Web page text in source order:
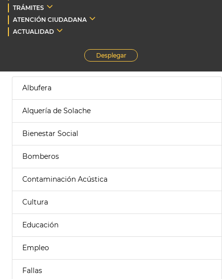
TRÁMITES
ATENCIÓN CIUDADANA
ACTUALIDAD
Desplegar
Albufera
Alquería de Solache
Bienestar Social
Bomberos
Contaminación Acústica
Cultura
Educación
Empleo
Fallas